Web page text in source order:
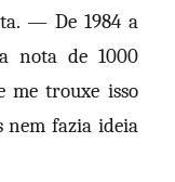
— De 1984 a
nota de 1000
me trouxe isso
nem fazia ideia